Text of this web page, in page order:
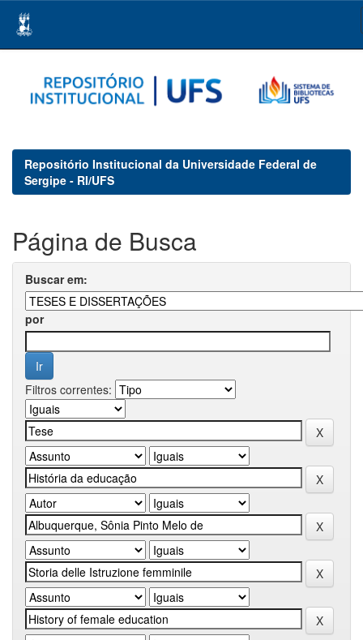
navigation
Repositório Institucional da Universidade Federal de
Sergipe - RI/UFS
Página de Busca
Buscar em:
por
Filtros correntes: